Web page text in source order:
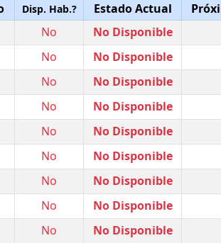
Disp. Hab.? Estado Actual
No No Disponible
No No Disponible
No No Disponible
No No Disponible
No No Disponible
No No Disponible
No No Disponible
No No Disponible
No No Disponible